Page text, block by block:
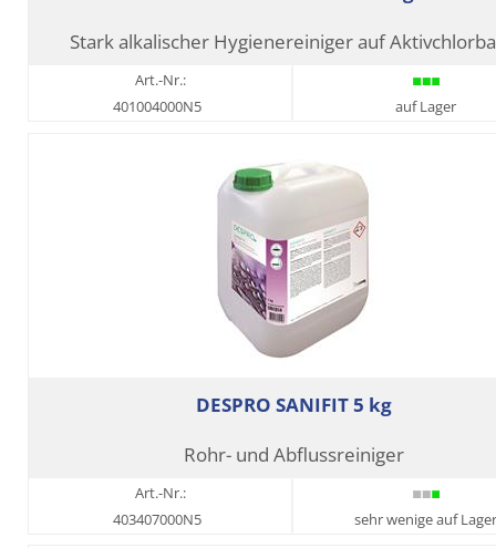
Stark alkalischer Hygienereiniger auf
Art.-Nr.:
401004000N5
auf Lager
DESPRO SANIFIT 5 kg
Rohr- und Abflussreiniger
Art.-Nr.:
403407000N5
sehr wenige auf Lager